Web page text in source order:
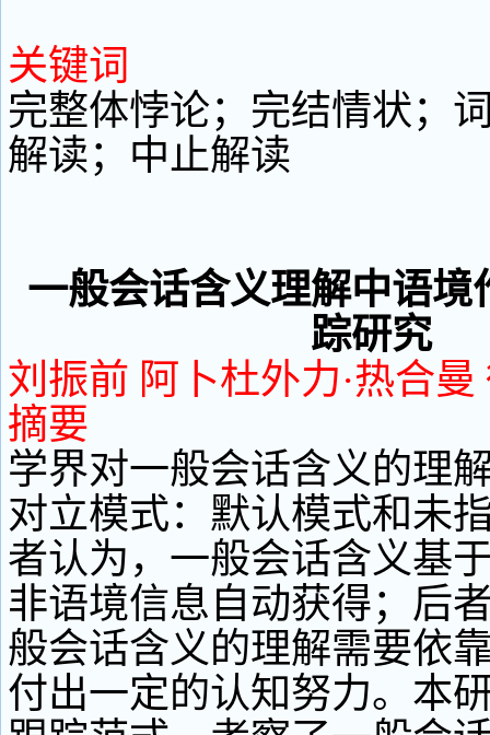
关键词
完整体悖论；完结情状；
解读；中止解读
一般会话含义理解中语境
踪研究
刘振前 阿卜杜外力·热合曼
摘要
学界对一般会话含义的理
对立模式：默认模式和未
者认为，一般会话含义基
非语境信息自动获得；后
般会话含义的理解需要依
付出一定的认知努力。本